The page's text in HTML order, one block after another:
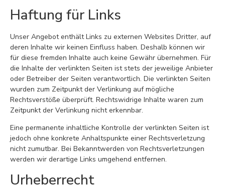
Haftung für Links
Unser Angebot enthält Links zu externen Websites Dritter, auf
deren Inhalte wir keinen Einfluss haben. Deshalb können wir
für diese fremden Inhalte auch keine Gewähr übernehmen. Für
die Inhalte der verlinkten Seiten ist stets der jeweilige Anbieter
oder Betreiber der Seiten verantwortlich. Die verlinkten Seiten
wurden zum Zeitpunkt der Verlinkung auf mögliche
Rechtsverstöße überprüft. Rechtswidrige Inhalte waren zum
Zeitpunkt der Verlinkung nicht erkennbar.
Eine permanente inhaltliche Kontrolle der verlinkten Seiten ist
jedoch ohne konkrete Anhaltspunkte einer Rechtsverletzung
nicht zumutbar. Bei Bekanntwerden von Rechtsverletzungen
werden wir derartige Links umgehend entfernen.
Urheberrecht